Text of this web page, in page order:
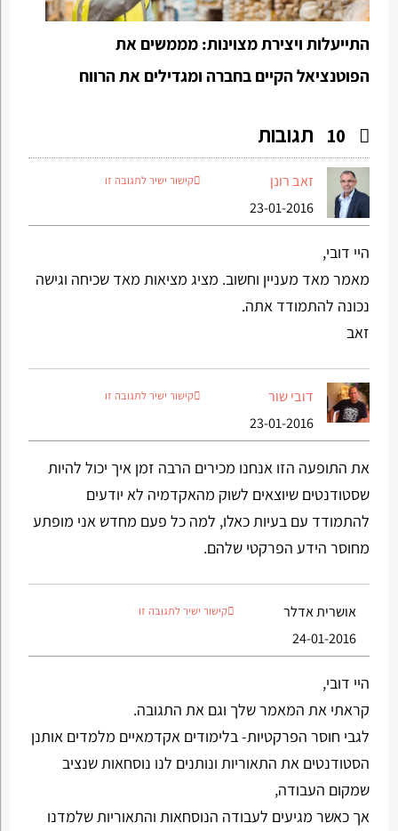
התייעלות ויצירת מצוינות: מממשים את
הפוטנציאל הקיים בחברה ומגדילים את הרווח
10 תגובות
זאב רונן
23-01-2016
קישור ישיר לתגובה זו
היי דובי,
מאמר מאד מעניין וחשוב. מציג מציאות מאד שכיחה וגישה
נכונה להתמודד אתה.
זאב
דובי שור
23-01-2016
קישור ישיר לתגובה זו
את התופעה הזו אנחנו מכירים הרבה זמן איך יכול להיות
שסטודנטים שיוצאים לשוק מהאקדמיה לא יודעים
להתמודד עם בעיות כאלו, למה כל פעם מחדש אני מופתע
מחוסר הידע הפרקטי שלהם.
אושרית אדלר
24-01-2016
קישור ישיר לתגובה זו
היי דובי,
קראתי את המאמר שלך וגם את התגובה.
לגבי חוסר הפרקטיות- בלימודים אקדמאיים מלמדים אותנן
הסטודנטים את התאוריות ונותנים לנו נוסחאות שנציב
שמקום העבודה,
אך כאשר מגיעים לעבודה הנוסחאות והתאוריות שלמדנו